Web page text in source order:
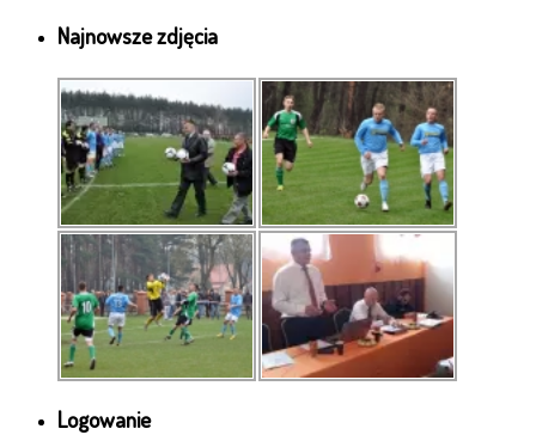
Najnowsze zdjęcia
Logowanie